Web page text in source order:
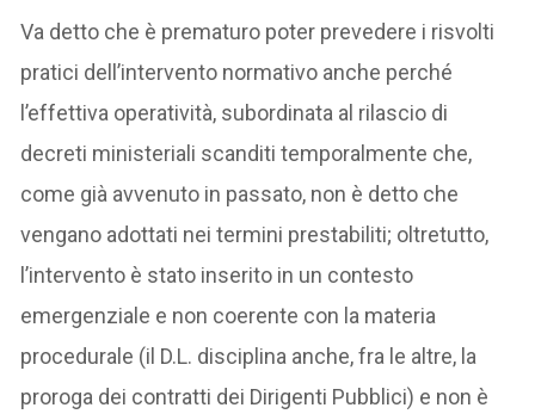
Va detto che è prematuro poter prevedere i risvolti
pratici dell’intervento normativo anche perché
l’effettiva operatività, subordinata al rilascio di
decreti ministeriali scanditi temporalmente che,
come già avvenuto in passato, non è detto che
vengano adottati nei termini prestabiliti; oltretutto,
l’intervento è stato inserito in un contesto
emergenziale e non coerente con la materia
procedurale (il D.L. disciplina anche, fra le altre, la
proroga dei contratti dei Dirigenti Pubblici) e non è